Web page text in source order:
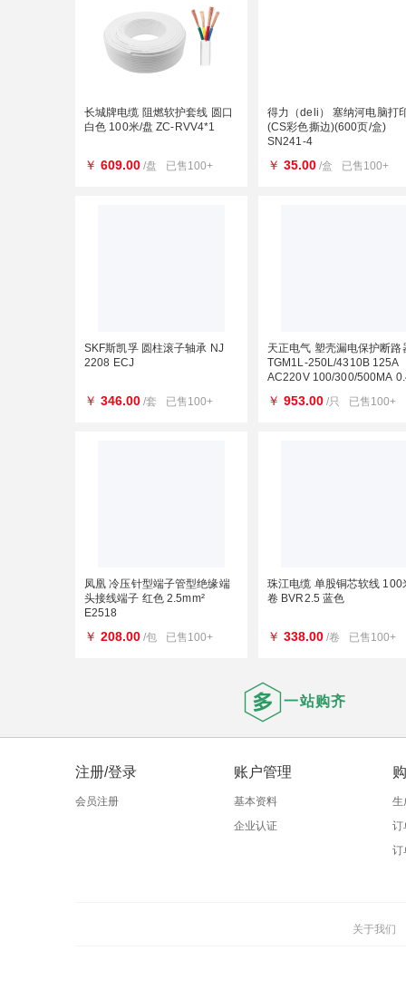
长城牌电缆 阻燃软护套线 圆口
白色 100米/盘 ZC-RVV4*1
￥ 609.00 /盘 已售100+
得力（deli） 塞纳河电脑打
(CS彩色撕边)(600页/盒)
SN241-4
￥ 35.00 /盒 已售100+
SKF斯凯孚 圆柱滚子轴承 NJ
2208 ECJ
￥ 346.00 /套 已售100+
天正电气 塑壳漏电保护断路
TGM1L-250L/4310B 125A
AC220V 100/300/500MA
￥ 953.00 /只 已售100+
凤凰 冷压针型端子管型绝缘端
头接线端子 红色 2.5mm²
E2518
￥ 208.00 /包 已售100+
珠江电缆 单股铜芯软线 100
卷 BVR2.5 蓝色
￥ 338.00 /卷 已售100+
一站购齐
注册/登录
会员注册
账户管理
基本资料
企业认证
生
订
订
关于我们